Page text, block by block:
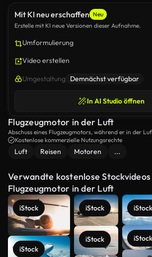
Mit KI neu erschaffen Neu
Erstelle mit KI neue Versionen dieser Aufnahme.
Umformulierung
Video erstellen
Umgestaltung Demnächst verfügbar
In AI Studio öffnen
Flugzeugmotor in der Luft
Abschuss eines Flugzeugmotors, während er in der
Kostenlose kommerzielle Nutzungsrechte
Luft Reisen Motoren ...
Verwandte kostenlose Stockvideos
Flugzeugmotor in der Luft
iStock
iStock
iStock
iStock
iStock
iStock